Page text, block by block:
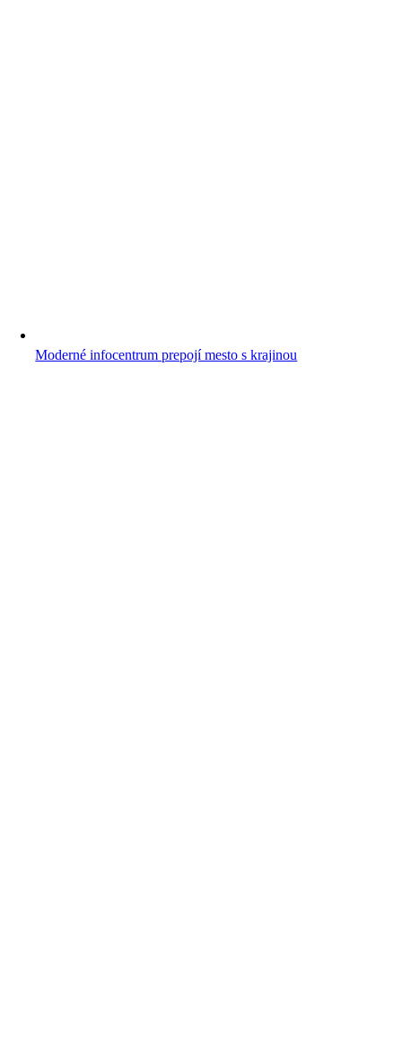
Moderné infocentrum prepojí mesto s krajinou